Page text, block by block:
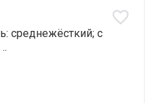
среднежёсткий; с